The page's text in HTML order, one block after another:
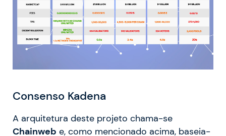
Consenso Kadena
A arquitetura deste projeto chama-se
Chainweb e, como mencionado acima, baseia-